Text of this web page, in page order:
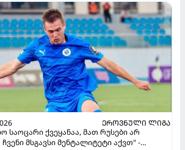
ᲔᲠᲝᲕᲜᲣᲚᲘ ᲚᲘᲒᲐ
საოცარი ქვეყანაა, მათ რუსები არ
მსგავსი მენტალიტეტი აქვთ" -